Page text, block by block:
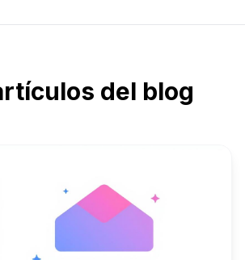
del blog